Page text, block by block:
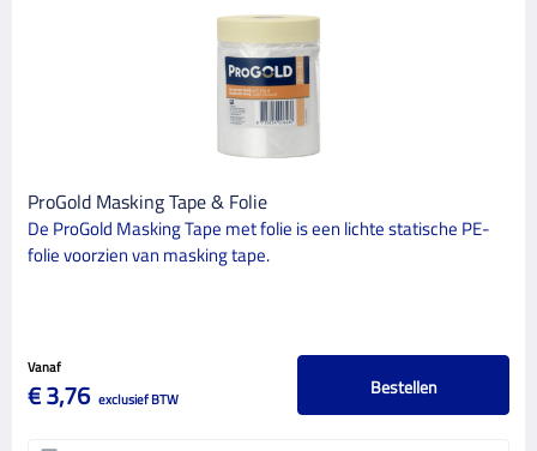
ProGold Masking Tape & Folie
De ProGold Masking Tape met folie is een lichte statische PE-
folie voorzien van masking tape.
Vanaf
€ 3,76 exclusief BTW Bestellen